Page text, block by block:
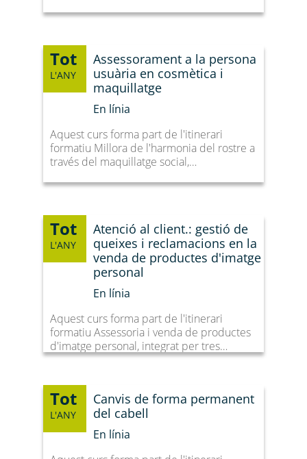
Tot
L'ANY
Assessorament a la persona
usuària en cosmètica i
maquillatge
En línia
Aquest curs forma part de l'itinerari
formatiu Millora de l'harmonia del rostre a
través del maquillatge social,…
Tot
L'ANY
Atenció al client.: gestió de
queixes i reclamacions en la
venda de productes d'imatge
personal
En línia
Aquest curs forma part de l'itinerari
formatiu Assessoria i venda de productes
d'imatge personal, integrat per tres…
Tot
L'ANY
Canvis de forma permanent
del cabell
En línia